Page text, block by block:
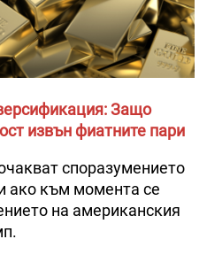
Защо
извън фиатните пари
споразумението
ако към момента се
на американския